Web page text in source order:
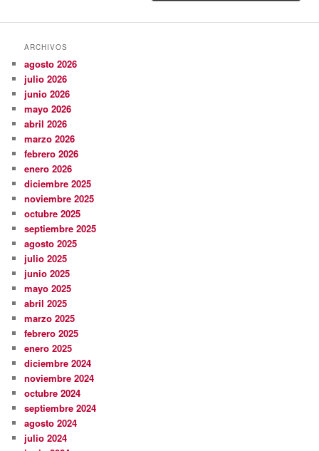
ARCHIVOS
agosto 2026
julio 2026
junio 2026
mayo 2026
abril 2026
marzo 2026
febrero 2026
enero 2026
diciembre 2025
noviembre 2025
octubre 2025
septiembre 2025
agosto 2025
julio 2025
junio 2025
mayo 2025
abril 2025
marzo 2025
febrero 2025
enero 2025
diciembre 2024
noviembre 2024
octubre 2024
septiembre 2024
agosto 2024
julio 2024